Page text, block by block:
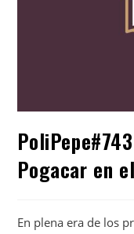
Pogacar en
En plena era de los